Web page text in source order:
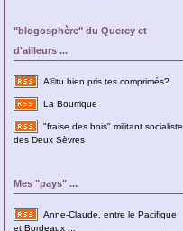
"blogosphère" du Quercy et
d'ailleurs ...
A©tu bien pris tes comprimés?
La Bourrique
"fraise des bois" militant socialiste
des Deux Sèvres
Mes "pays" ...
Anne-Claude, entre le Pacifique
et Bordeaux ...